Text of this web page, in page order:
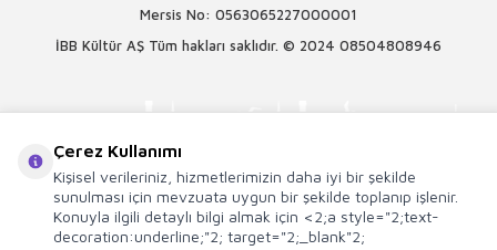
Mersis No: 0563065227000001
İBB Kültür AŞ Tüm hakları saklıdır. © 2024 08504808946
Çerez Kullanımı
Kişisel verileriniz, hizmetlerimizin daha iyi bir şekilde
sunulması için mevzuata uygun bir şekilde toplanıp işlenir.
Konuyla ilgili detaylı bilgi almak için <2;a style="2;text-
decoration:underline;"2; target="2;_blank"2;